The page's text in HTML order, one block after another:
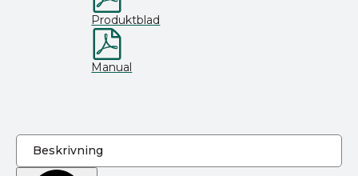
Produktblad
Manual